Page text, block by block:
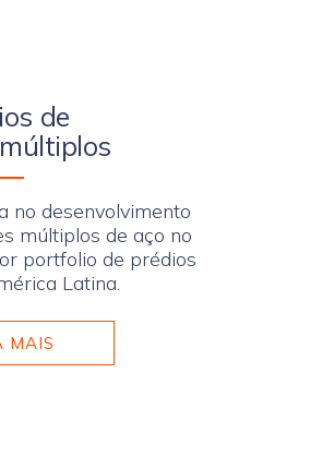
de
no desenvolvimento
múltiplos de aço no
portfolio de prédios
Latina.
MAIS